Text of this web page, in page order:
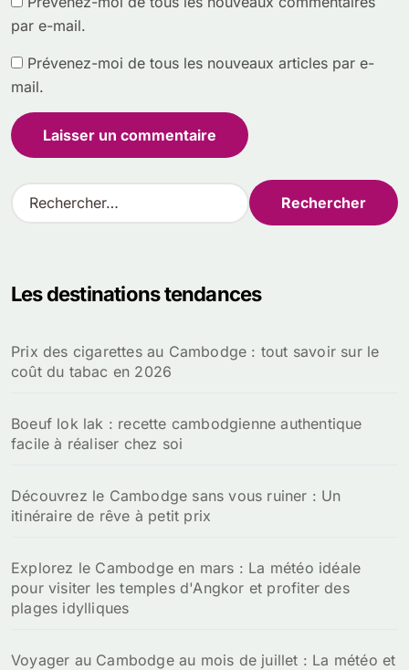
par e-mail.
Prévenez-moi de tous les nouveaux articles par e-
mail.
R
e
r
e
r
Les destinations tendances
Prix des cigarettes au Cambodge : tout savoir sur le
coût du tabac en 2026
Boeuf lok lak : recette cambodgienne authentique
facile à réaliser chez soi
Découvrez le Cambodge sans vous ruiner : Un
itinéraire de rêve à petit prix
Explorez le Cambodge en mars : La météo idéale
pour visiter les temples d'Angkor et profiter des
plages idylliques
Voyager au Cambodge au mois de juillet : La météo et